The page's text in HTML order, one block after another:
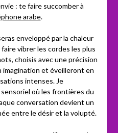
: te faire succomber à
arabe.
enveloppé par la chaleur
vibrer les cordes les plus
choisis avec une précision
et éveilleront en
intenses. Je
sensoriel où les frontières du
conversation devient un
entre le désir et la volupté.